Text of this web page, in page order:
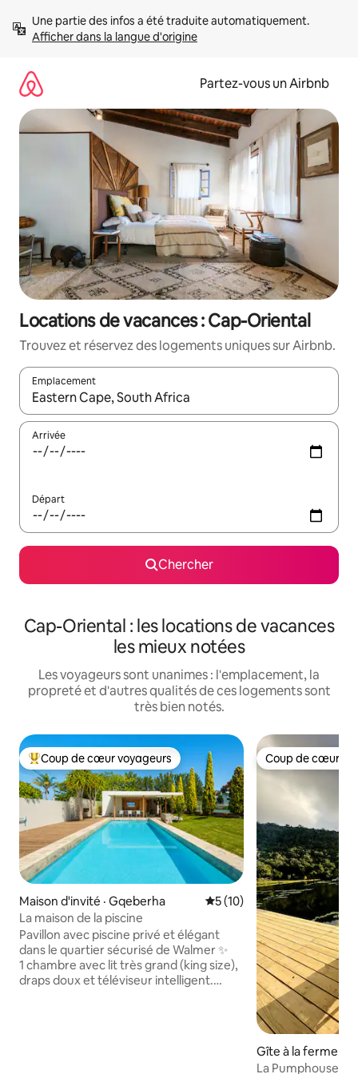
directement
Afficher dans la langue d'origine
Partez-vous un Airbnb
Locations de vacances : Cap-Oriental
Trouvez et réservez des logements uniques sur Airbnb.
Emplacement
Quand les résultats sont affichés, parcourez-les en utilisant
Arrivée
Départ
Chercher
Cap-Oriental : les locations de vacances
les mieux notées
Les voyageurs sont unanimes : l'emplacement, la
propreté et d'autres qualités de ces logements sont
très bien notés.
Coup de cœur voyageurs parmi les plus aimés
Coup de cœur voyageurs
Maison d'invité · Gqeberha Note moyenne de 5 sur 5,
5 (10)
La maison de la piscine
Pavillon avec piscine privé et élégant
dans le quartier sécurisé de Walmer ✨
1 chambre avec lit très grand (king size),
draps doux et téléviseur intelligent.
Coup de cœur
Coup de cœur
Gîte à la ferme ·
La Pumphouse à